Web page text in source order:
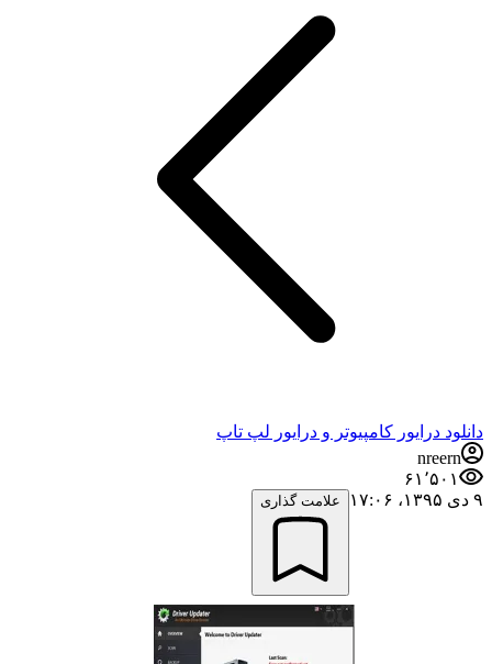
درایور کامپیوتر و درایور لپ تاپ
علامت گذاری